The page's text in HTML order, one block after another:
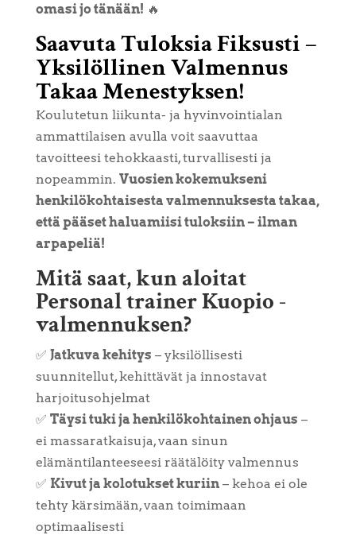
omasi jo tänään! 🔥
Saavuta Tuloksia Fiksusti –
Yksilöllinen Valmennus
Takaa Menestyksen!
Koulutetun liikunta- ja hyvinvointialan
ammattilaisen avulla voit saavuttaa
tavoitteesi tehokkaasti, turvallisesti ja
nopeammin. Vuosien kokemukseni
henkilökohtaisesta valmennuksesta takaa,
että pääset haluamiisi tuloksiin – ilman
arpapeliä!
Mitä saat, kun aloitat
Personal trainer Kuopio -
valmennuksen?
✅ Jatkuva kehitys – yksilöllisesti
suunnitellut, kehittävät ja innostavat
harjoitusohjelmat
✅ Täysi tuki ja henkilökohtainen ohjaus –
ei massaratkaisuja, vaan sinun
elämäntilanteeseesi räätälöity valmennus
✅ Kivut ja kolotukset kuriin– kehoa ei ole
tehty kärsimään, vaan toimimaan
optimaalisesti